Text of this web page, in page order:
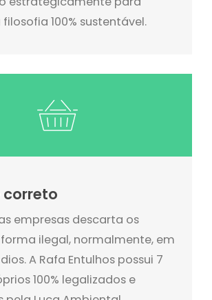
100% sustentável.
correto
empresas descarta os
ilegal, normalmente, em
A Rafa Entulhos possui 7
100% legalizados e